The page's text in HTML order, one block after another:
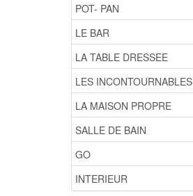
POT- PAN
LE BAR
LA TABLE DRESSEE
LES INCONTOURNABLES
LA MAISON PROPRE
SALLE DE BAIN
GO
INTERIEUR